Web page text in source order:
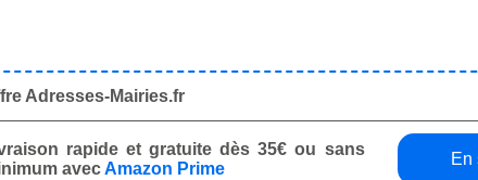
Adresses-Mairies.fr
rapide et gratuite dès 35€ ou sans
avecAmazon Prime
En